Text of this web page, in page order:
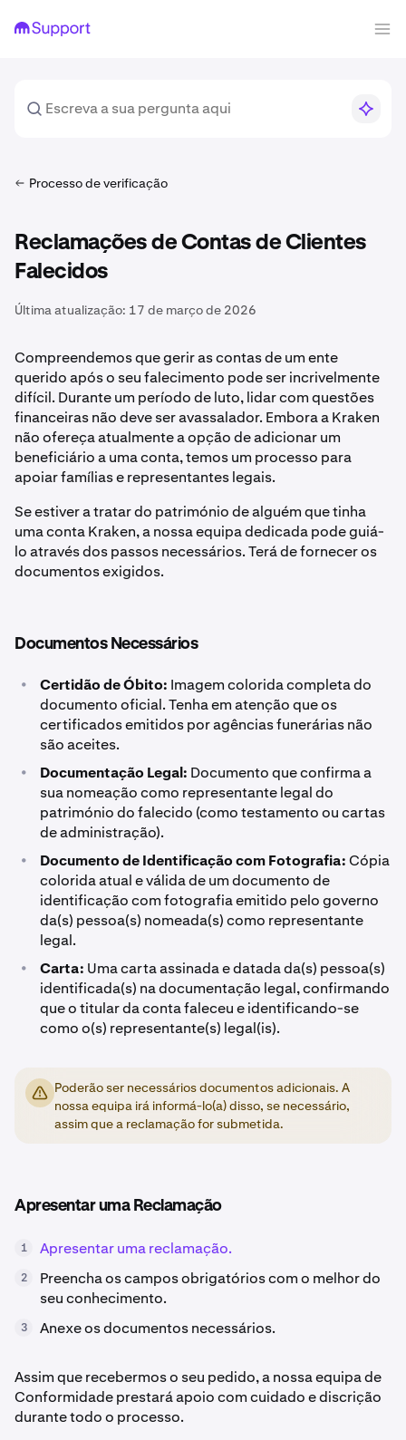
Processo de verificação
Reclamações de Contas de Clientes
Falecidos
Última atualização: 17 de março de 2026
Compreendemos que gerir as contas de um ente
querido após o seu falecimento pode ser incrivelmente
difícil. Durante um período de luto, lidar com questões
financeiras não deve ser avassalador. Embora a Kraken
não ofereça atualmente a opção de adicionar um
beneficiário a uma conta, temos um processo para
apoiar famílias e representantes legais.
Se estiver a tratar do património de alguém que tinha
uma conta Kraken, a nossa equipa dedicada pode guiá-
lo através dos passos necessários. Terá de fornecer os
documentos exigidos.
Documentos Necessários
• Certidão de Óbito: Imagem colorida completa do
documento oficial. Tenha em atenção que os
certificados emitidos por agências funerárias não
são aceites.
• Documentação Legal: Documento que confirma a
sua nomeação como representante legal do
património do falecido (como testamento ou cartas
de administração).
• Documento de Identificação com Fotografia:Cópia
colorida atual e válida de um documento de
identificação com fotografia emitido pelo governo
da(s) pessoa(s) nomeada(s) como representante
legal.
• Carta: Uma carta assinada e datada da(s) pessoa(s)
identificada(s) na documentação legal, confirmando
que o titular da conta faleceu e identificando-se
como o(s) representante(s) legal(is).
Poderão ser necessários documentos adicionais. A
nossa equipa irá informá-lo(a) disso, se necessário,
assim que a reclamação for submetida.
Apresentar uma Reclamação
1 Apresentar uma reclamação.
2
Preencha os campos obrigatórios com o melhor do
seu conhecimento.
3 Anexe os documentos necessários.
Assim que recebermos o seu pedido, a nossa equipa de
Conformidade prestará apoio com cuidado e discrição
durante todo o processo.